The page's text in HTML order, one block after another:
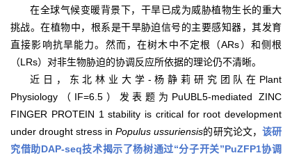
在全球气候变暖背景下，干旱已成为威胁植物生长的重大
挑战。在植物中，根系是干旱胁迫信号的主要感知器，其发育
直接影响抗旱能力。然而，在树木中不定根（ARs）和侧根
（LRs）对非生物胁迫的协调反应所依据的理论仍不清晰。
近日，东北林业大学-杨静莉研究团队在Plant
Physiology（IF=6.5）发表题为PuUBL5-mediated ZINC
FINGER PROTEIN 1 stability is critical for root development
under drought stress in Populus ussuriensis的研究论文， 该研
究借助DAP-seq技术揭示了杨树通过“分子开关”PuZFP1协调